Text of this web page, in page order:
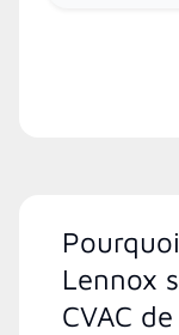
Lennox
CVAC